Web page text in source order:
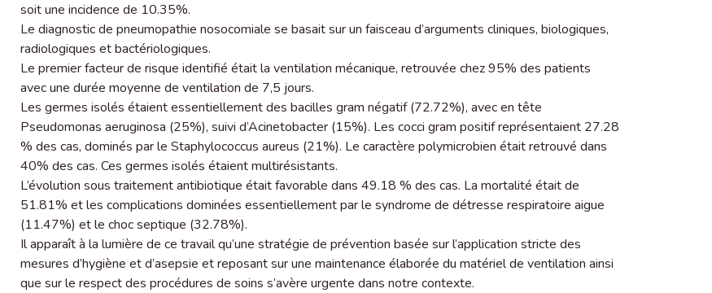
soit une incidence de 10.35%.
Le diagnostic de pneumopathie nosocomiale se basait sur un faisceau d’arguments cliniques, biologiques,
radiologiques et bactériologiques.
Le premier facteur de risque identifié était la ventilation mécanique, retrouvée chez 95% des patients
avec une durée moyenne de ventilation de 7,5 jours.
Les germes isolés étaient essentiellement des bacilles gram négatif (72.72%), avec en tête
Pseudomonas aeruginosa (25%), suivi d’Acinetobacter (15%). Les cocci gram positif représentaient 27.28
% des cas, dominés par le Staphylococcus aureus (21%). Le caractère polymicrobien était retrouvé dans
40% des cas. Ces germes isolés étaient multirésistants.
L’évolution sous traitement antibiotique était favorable dans 49.18 % des cas. La mortalité était de
51.81% et les complications dominées essentiellement par le syndrome de détresse respiratoire aigue
(11.47%) et le choc septique (32.78%).
Il apparaît à la lumière de ce travail qu’une stratégie de prévention basée sur l’application stricte des
mesures d’hygiène et d’asepsie et reposant sur une maintenance élaborée du matériel de ventilation ainsi
que sur le respect des procédures de soins s’avère urgente dans notre contexte.